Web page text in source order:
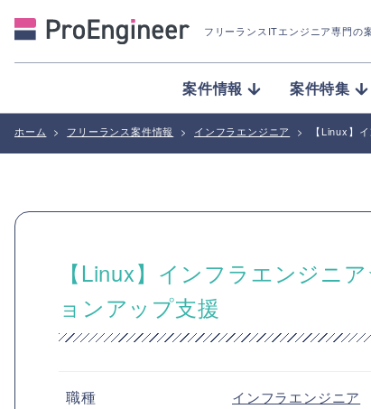
フリーランスITエンジニア専門の
案件情報 案件特集
ホーム > フリーランス案件情報 > インフラエンジニア > 【Linux】
【Linux】インフラエンジニ
ョンアップ支援
職種 インフラエンジニア